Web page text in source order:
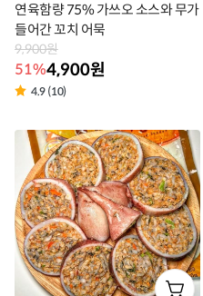
연육함량 75% 가쓰오 소스와 무가
들어간 꼬치 어묵
9,900원
51%4,900원
4.9 (10)
품
라
벨